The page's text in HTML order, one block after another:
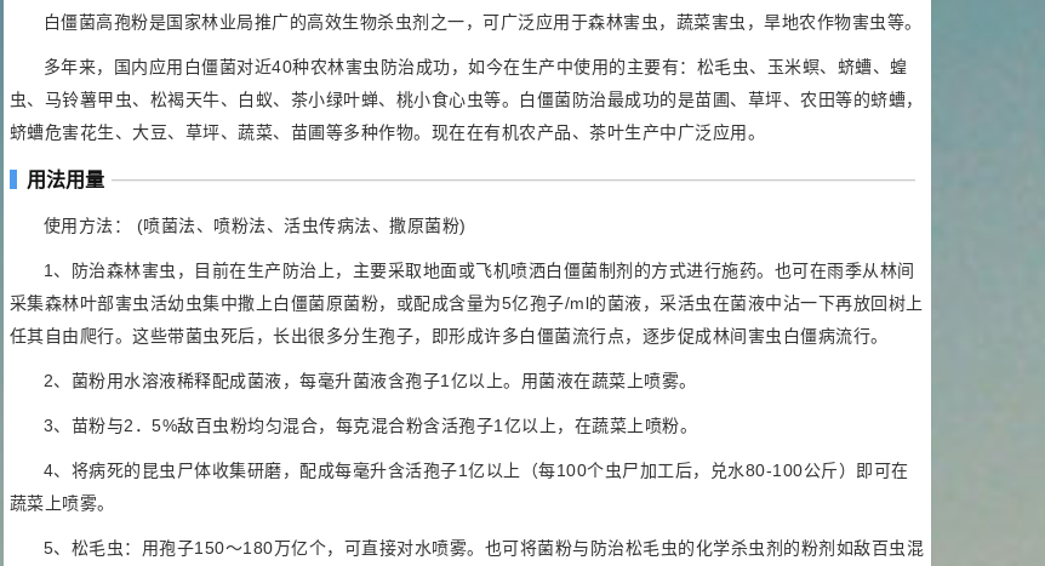
白僵菌高孢粉是国家林业局推广的高效生物杀虫剂之一，可广泛应用于森林害虫，蔬菜害虫，旱地农作物害虫等。
多年来，国内应用白僵菌对近40种农林害虫防治成功，如今在生产中使用的主要有：松毛虫、玉米螟、蛴螬、蝗
虫、马铃薯甲虫、松褐天牛、白蚁、茶小绿叶蝉、桃小食心虫等。白僵菌防治最成功的是苗圃、草坪、农田等的蛴螬，
蛴螬危害花生、大豆、草坪、蔬菜、苗圃等多种作物。现在在有机农产品、茶叶生产中广泛应用。
用法用量
使用方法： (喷菌法、喷粉法、活虫传病法、撒原菌粉)
1、防治森林害虫，目前在生产防治上，主要采取地面或飞机喷洒白僵菌制剂的方式进行施药。也可在雨季从林间
采集森林叶部害虫活幼虫集中撒上白僵菌原菌粉，或配成含量为5亿孢子/ml的菌液，采活虫在菌液中沾一下再放回树上
任其自由爬行。这些带菌虫死后，长出很多分生孢子，即形成许多白僵菌流行点，逐步促成林间害虫白僵病流行。
2、菌粉用水溶液稀释配成菌液，每毫升菌液含孢子1亿以上。用菌液在蔬菜上喷雾。
3、苗粉与2．5%敌百虫粉均匀混合，每克混合粉含活孢子1亿以上，在蔬菜上喷粉。
4、将病死的昆虫尸体收集研磨，配成每毫升含活孢子1亿以上（每100个虫尸加工后，兑水80-100公斤）即可在
蔬菜上喷雾。
5、松毛虫：用孢子150～180万亿个，可直接对水喷雾。也可将菌粉与防治松毛虫的化学杀虫剂的粉剂如敌百虫混
5
对甲氧基苯甲醛（茴香醛）
浏览量 - 1.89w
2021-06-19 化工原料
98.5%
浏览量 - 1.72w
27 7 抗氧剂BHT 99.5%
浏览量 - 1.64w
浏览量 - 1.55w
2021-05-25 食品添加剂原料